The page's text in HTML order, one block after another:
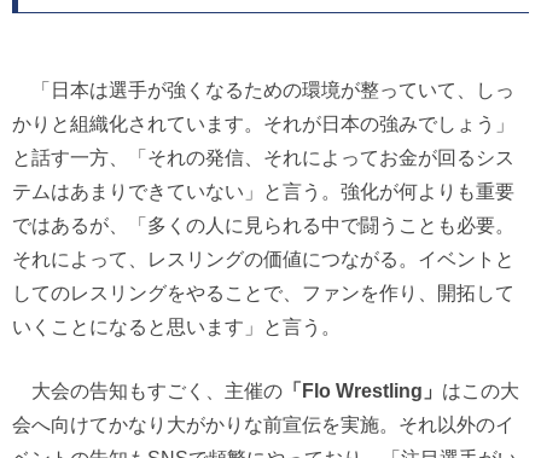
「日本は選手が強くなるための環境が整っていて、しっ
かりと組織化されています。それが日本の強みでしょう」
と話す一方、「それの発信、それによってお金が回るシス
テムはあまりできていない」と言う。強化が何よりも重要
ではあるが、「多くの人に見られる中で闘うことも必要。
それによって、レスリングの価値につながる。イベントと
してのレスリングをやることで、ファンを作り、開拓して
いくことになると思います」と言う。
大会の告知もすごく、主催の 「Flo Wrestling」 はこの大
会へ向けてかなり大がかりな前宣伝を実施。それ以外のイ